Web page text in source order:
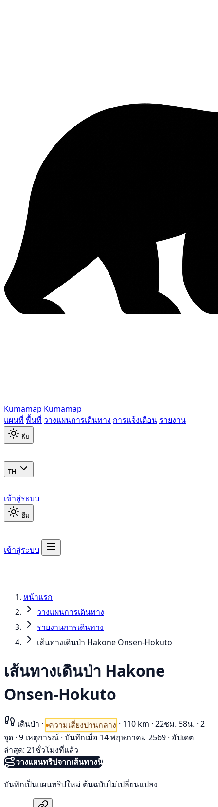
Kumamap Kumamap
แผนที่ พื้นที่ วางแผนการเดินทาง การแจ้งเตือน รายงาน
ธีม
TH
เข้าสู่ระบบ
ธีม
เข้าสู่ระบบ
หน้าแรก
วางแผนการเดินทาง
รายงานการเดินทาง
เส้นทางเดินป่า Hakone Onsen-Hokuto
เส้นทางเดินป่า Hakone
Onsen-Hokuto
เดินป่า · ความเสี่ยงปานกลาง · 110 km · 22ชม. 58น. · 2
จุด · 9 เหตุการณ์ · บันทึกเมื่อ 14 พฤษภาคม 2569 · อัปเดต
ล่าสุด: 21ชั่วโมงที่แล้ว
วางแผนทริปจากเส้นทางนี้
บันทึกเป็นแผนทริปใหม่ ต้นฉบับไม่เปลี่ยนแปลง